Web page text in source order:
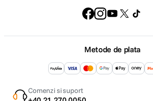
Metode de plata
Comenzi si suport